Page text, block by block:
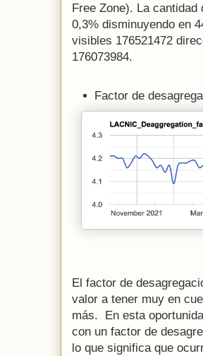
Free Zone). La
0,3% disminuyendo en
visibles 176521472
176073984.
Factor de
El factor de
valor a tener muy en
más. En esta
con un factor de
lo que significa que